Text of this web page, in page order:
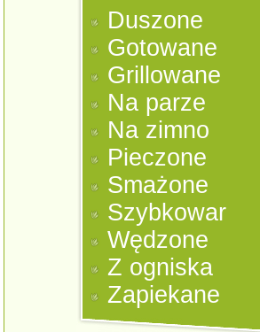
Duszone
Gotowane
Grillowane
Na parze
Na zimno
Pieczone
Smażone
Szybkowar
Wędzone
Z ogniska
Zapiekane